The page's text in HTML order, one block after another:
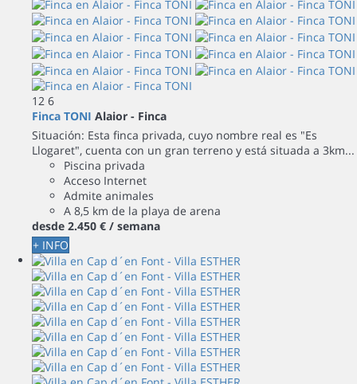
12 6
Finca TONI Alaior - Finca
Situación: Esta finca privada, cuyo nombre real es "Es
Llogaret", cuenta con un gran terreno y está situada a 3km...
Piscina privada
Acceso Internet
Admite animales
A 8,5 km de la playa de arena
desde 2.450 € / semana
+ INFO